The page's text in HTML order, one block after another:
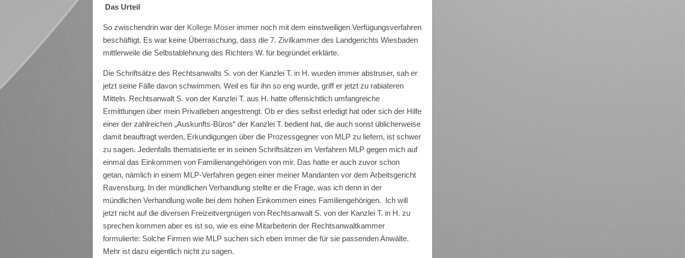
Das Urteil
So zwischendrin war der Kollege Moser immer noch mit dem einstweiligen Verfügungsverfahren
beschäftigt. Es war keine Überraschung, dass die 7. Zivilkammer des Landgerichts Wiesbaden
mittlerweile die Selbstablehnung des Richters W. für begründet erklärte.
Die Schriftsätze des Rechtsanwalts S. von der Kanzlei T. in H. wurden immer abstruser, sah er
jetzt seine Fälle davon schwimmen. Weil es für ihn so eng wurde, griff er jetzt zu rabiateren
Mitteln. Rechtsanwalt S. von der Kanzlei T. aus H. hatte offensichtlich umfangreiche
Ermittlungen über mein Privatleben angestrengt. Ob er dies selbst erledigt hat oder sich der Hilfe
einer der zahlreichen „Auskunfts-Büros“ der Kanzlei T. bedient hat, die auch sonst üblicherweise
damit beauftragt werden, Erkundigungen über die Prozessgegner von MLP zu liefern, ist schwer
zu sagen. Jedenfalls thematisierte er in seinen Schriftsätzen im Verfahren MLP gegen mich auf
einmal das Einkommen von Familienangehörigen von mir. Das hatte er auch zuvor schon
getan, nämlich in einem MLP-Verfahren gegen einer meiner Mandanten vor dem Arbeitsgericht
Ravensburg. In der mündlichen Verhandlung stellte er die Frage, was ich denn in der
mündlichen Verhandlung wolle bei dem hohen Einkommen eines Familiengehörigen. Ich will
jetzt nicht auf die diversen Freizeitvergnügen von Rechtsanwalt S. von der Kanzlei T. in H. zu
sprechen kommen aber es ist so, wie es eine Mitarbeiterin der Rechtsanwaltkammer
formulierte: Solche Firmen wie MLP suchen sich eben immer die für sie passenden Anwälte.
Mehr ist dazu eigentlich nicht zu sagen.